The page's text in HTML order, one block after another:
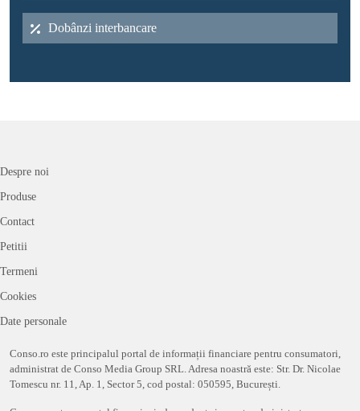
Dobânzi interbancare
Despre noi
Produse
Contact
Petitii
Termeni
Cookies
Date personale
Conso.ro este principalul portal de informații financiare pentru consumatori,
administrat de Conso Media Group SRL. Adresa noastră este: Str. Dr. Nicolae
Tomescu nr. 11, Ap. 1, Sector 5, cod postal: 050595, București.